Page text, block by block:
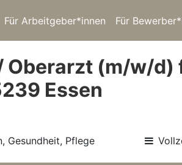
Für Arbeitgeber*innen Für
(m/w/d)
Essen
Gesundheit, Pflege